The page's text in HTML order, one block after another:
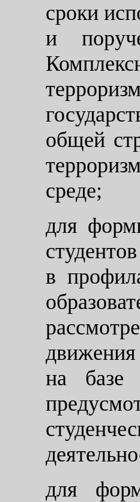
сроки
и
общей
среде;
для
студентов
в
движения
на базе
для